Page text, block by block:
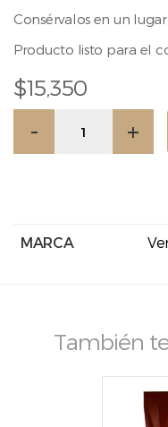
Consérvalos en un lugar
Producto listo para el
$15,350
-
Chocao
+
MARCA
También